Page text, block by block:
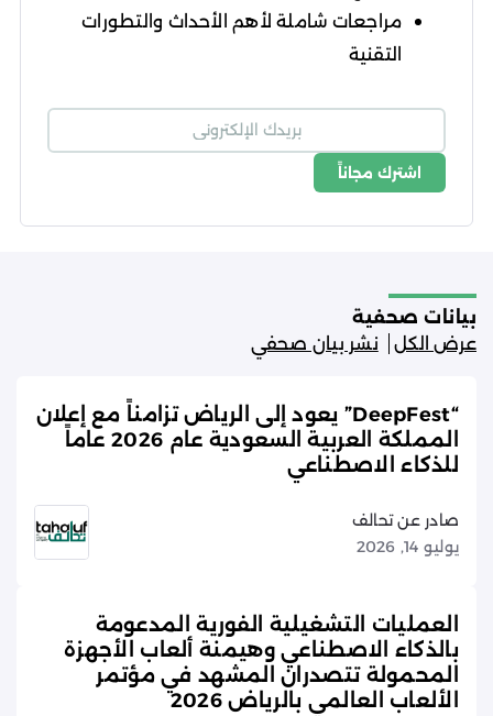
مراجعات شاملة لأهم الأحداث والتطورات
التقنية
اشترك مجاناً
بيانات صحفية
عرض الكل
نشر بيان صحفي
“DeepFest” يعود إلى الرياض تزامناً مع إعلان
المملكة العربية السعودية عام 2026 عاماً
للذكاء الاصطناعي
صادر عن تحالف
يوليو 14, 2026
العمليات التشغيلية الفورية المدعومة
بالذكاء الاصطناعي وهيمنة ألعاب الأجهزة
المحمولة تتصدران المشهد في مؤتمر
الألعاب العالمي بالرياض 2026